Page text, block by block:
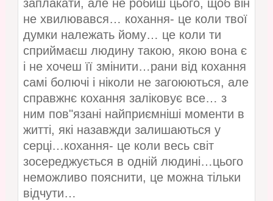
заплакати, але не робиш цього, щоб він
не хвилювався… кохання- це коли твої
думки належать йому… це коли ти
сприймаєш людину такою, якою вона є
і не хочеш її змінити…рани від кохання
самі болючі і ніколи не загоюються, але
справжнє кохання заліковує все… з
ним пов"язані найприємніші моменти в
житті, які назавжди залишаються у
серці…кохання- це коли весь світ
зосереджується в одній людині…цього
неможливо пояснити, це можна тільки
відчути…